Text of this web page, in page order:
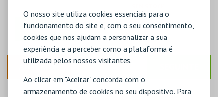
O nosso site utiliza cookies essenciais para o
funcionamento do site e, com o seu consentimento,
cookies que nos ajudam a personalizar a sua
experiência e a perceber como a plataforma é
utilizada pelos nossos visitantes.
Ao clicar em "Aceitar" concorda com o
armazenamento de cookies no seu dispositivo. Para
ADICIONAR
ANTERIOR